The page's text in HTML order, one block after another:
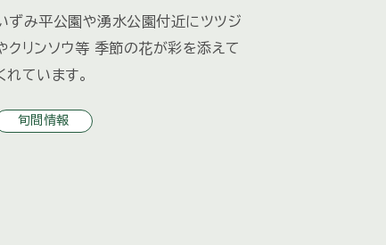
ずみ平公園や湧水公園付近にツツジ
クリンソウ等 季節の花が彩を添えて
れています。
旬間情報